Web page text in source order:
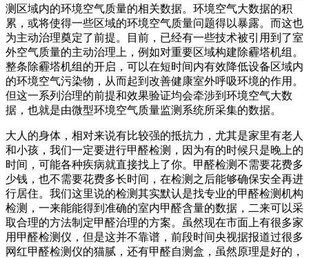
测区域内的环境空气质量的相关数据。环境空气大数据的积
累，或将使得一些区域的环境空气质量问题得以暴露。而这也
为主动治理奠定了前提。目前，已经有一些技术被引用到了室
外空气质量的主动治理上，例如对重要区域构建除霾塔机组。
整条除霾塔机组的开启，可以在短时间内有效降低设备区域内
的环境空气污染物，从而起到改善健康室外呼吸环境的作用。
但这一系列治理的前提和效果验证均会牵涉到环境空气大数
据，也就是由微型环境空气质量监测系统所采集的数据。
大人的身体，相对来说有比较强的抵抗力，尤其是家里有老人
和小孩，我们一定要进行甲醛检测，因为有的时候只是晚上的
时间，可能各种疾病就直接找上了你。甲醛检测不需要花费多
少钱，也不需要花费多长时间，在检测之后能够确保安全再进
行居住。我们这里说的检测其实默认是找专业的甲醛检测机构
检测，一来能能得到准确的室内甲醛含量的数据，二来可以采
取合理的方法制定甲醛治理的方案。虽然现在市面上有很多家
用甲醛检测仪，但是这并不靠谱，前段时间央视据报道过很多
网红甲醛检测仪的猫腻，还有甲醛自测盒，虽然原理是好的，